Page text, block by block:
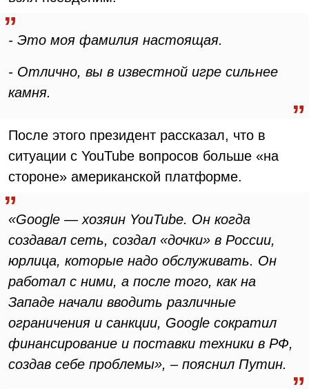
- Это моя фамилия настоящая.
- Отлично, вы в известной игре сильнее
камня.
После этого президент рассказал, что в
ситуации с YouTube вопросов больше «на
стороне» американской платформе.
«Google — хозяин YouTube. Он когда
создавал сеть, создал «дочки» в России,
юрлица, которые надо обслуживать. Он
работал с ними, а после того, как на
Западе начали вводить различные
ограничения и санкции, Google сократил
финансирование и поставки техники в РФ,
создав себе проблемы», – пояснил Путин.